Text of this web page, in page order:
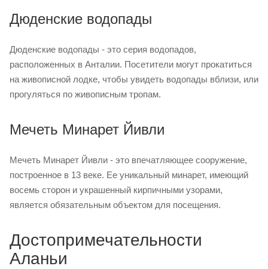
Дюденские водопады
Дюденские водопады - это серия водопадов,
расположенных в Анталии. Посетители могут прокатиться
на живописной лодке, чтобы увидеть водопады вблизи, или
прогуляться по живописным тропам.
Мечеть Минарет Йивли
Мечеть Минарет Йивли - это впечатляющее сооружение,
построенное в 13 веке. Ее уникальный минарет, имеющий
восемь сторон и украшенный кирпичными узорами,
является обязательным объектом для посещения.
Достопримечательности
Аланьи